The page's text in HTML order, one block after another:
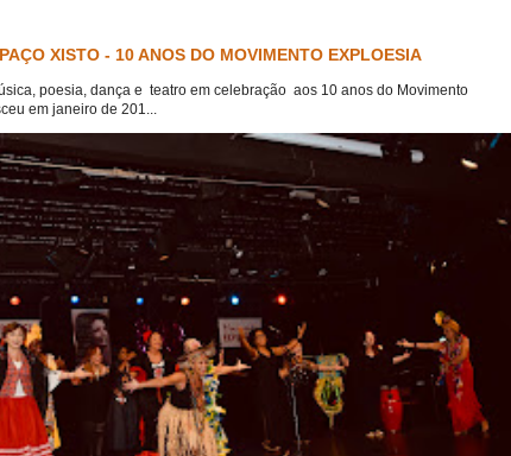
XISTO - 10 ANOS DO MOVIMENTO EXPLOESIA
poesia, dança e teatro em celebração aos 10 anos do Movimento
em janeiro de 201...